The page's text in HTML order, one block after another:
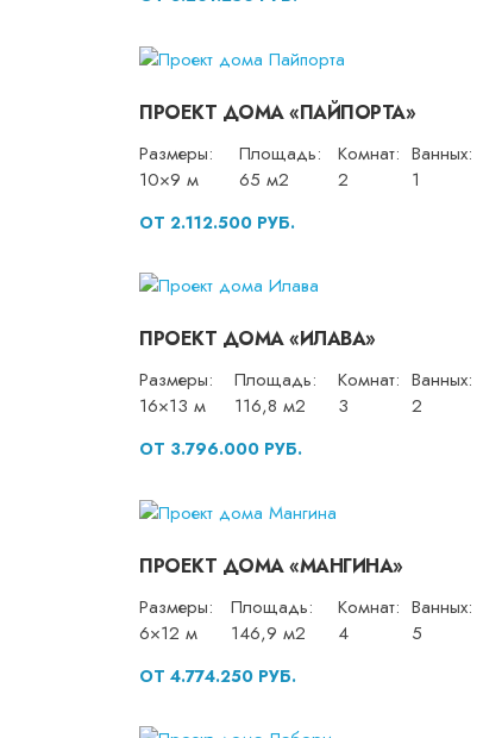
ПРОЕКТ ДОМА «ПАЙПОРТА»
Размеры:
10×9 м
Площадь:
65 м2
Комнат:
2
Ванных:
1
ОТ 2.112.500 РУБ.
ПРОЕКТ ДОМА «ИЛАВА»
Размеры:
16×13 м
Площадь:
116,8 м2
Комнат:
3
Ванных:
2
ОТ 3.796.000 РУБ.
ПРОЕКТ ДОМА «МАНГИНА»
Размеры:
6×12 м
Площадь:
146,9 м2
Комнат:
4
Ванных:
5
ОТ 4.774.250 РУБ.